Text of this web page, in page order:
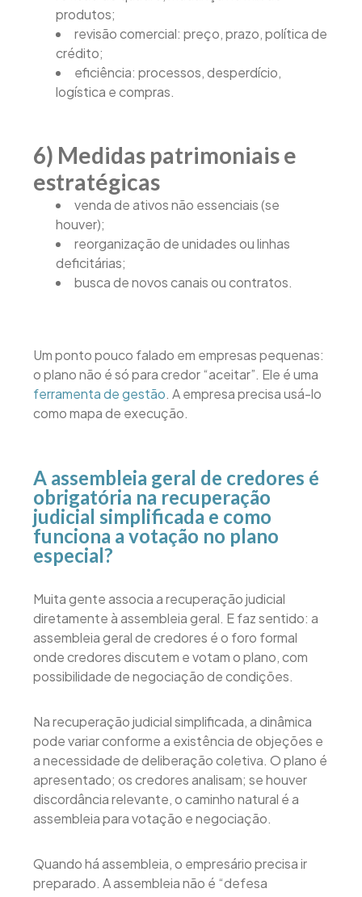
produtos;
revisão comercial: preço, prazo, política de
crédito;
eficiência: processos, desperdício,
logística e compras.
6) Medidas patrimoniais e
estratégicas
venda de ativos não essenciais (se
houver);
reorganização de unidades ou linhas
deficitárias;
busca de novos canais ou contratos.
Um ponto pouco falado em empresas pequenas:
o plano não é só para credor “aceitar”. Ele é uma
ferramenta de gestão. A empresa precisa usá-lo
como mapa de execução.
A assembleia geral de credores é
obrigatória na recuperação
judicial simplificada e como
funciona a votação no plano
especial?
Muita gente associa a recuperação judicial
diretamente à assembleia geral. E faz sentido: a
assembleia geral de credores é o foro formal
onde credores discutem e votam o plano, com
possibilidade de negociação de condições.
Na recuperação judicial simplificada, a dinâmica
pode variar conforme a existência de objeções e
a necessidade de deliberação coletiva. O plano é
apresentado; os credores analisam; se houver
discordância relevante, o caminho natural é a
assembleia para votação e negociação.
Quando há assembleia, o empresário precisa ir
preparado. A assembleia não é “defesa